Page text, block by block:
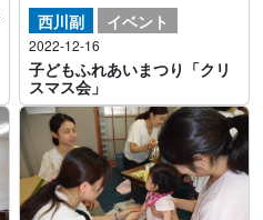
西川副 イベント
2022-12-16
子どもふれあいまつり「クリ
スマス会」